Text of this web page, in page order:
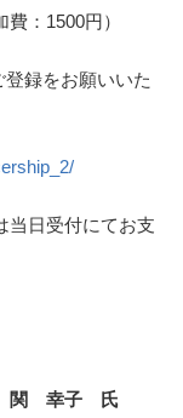
：1500円）
録をお願いいた
当日受付にてお支
関 幸子 氏